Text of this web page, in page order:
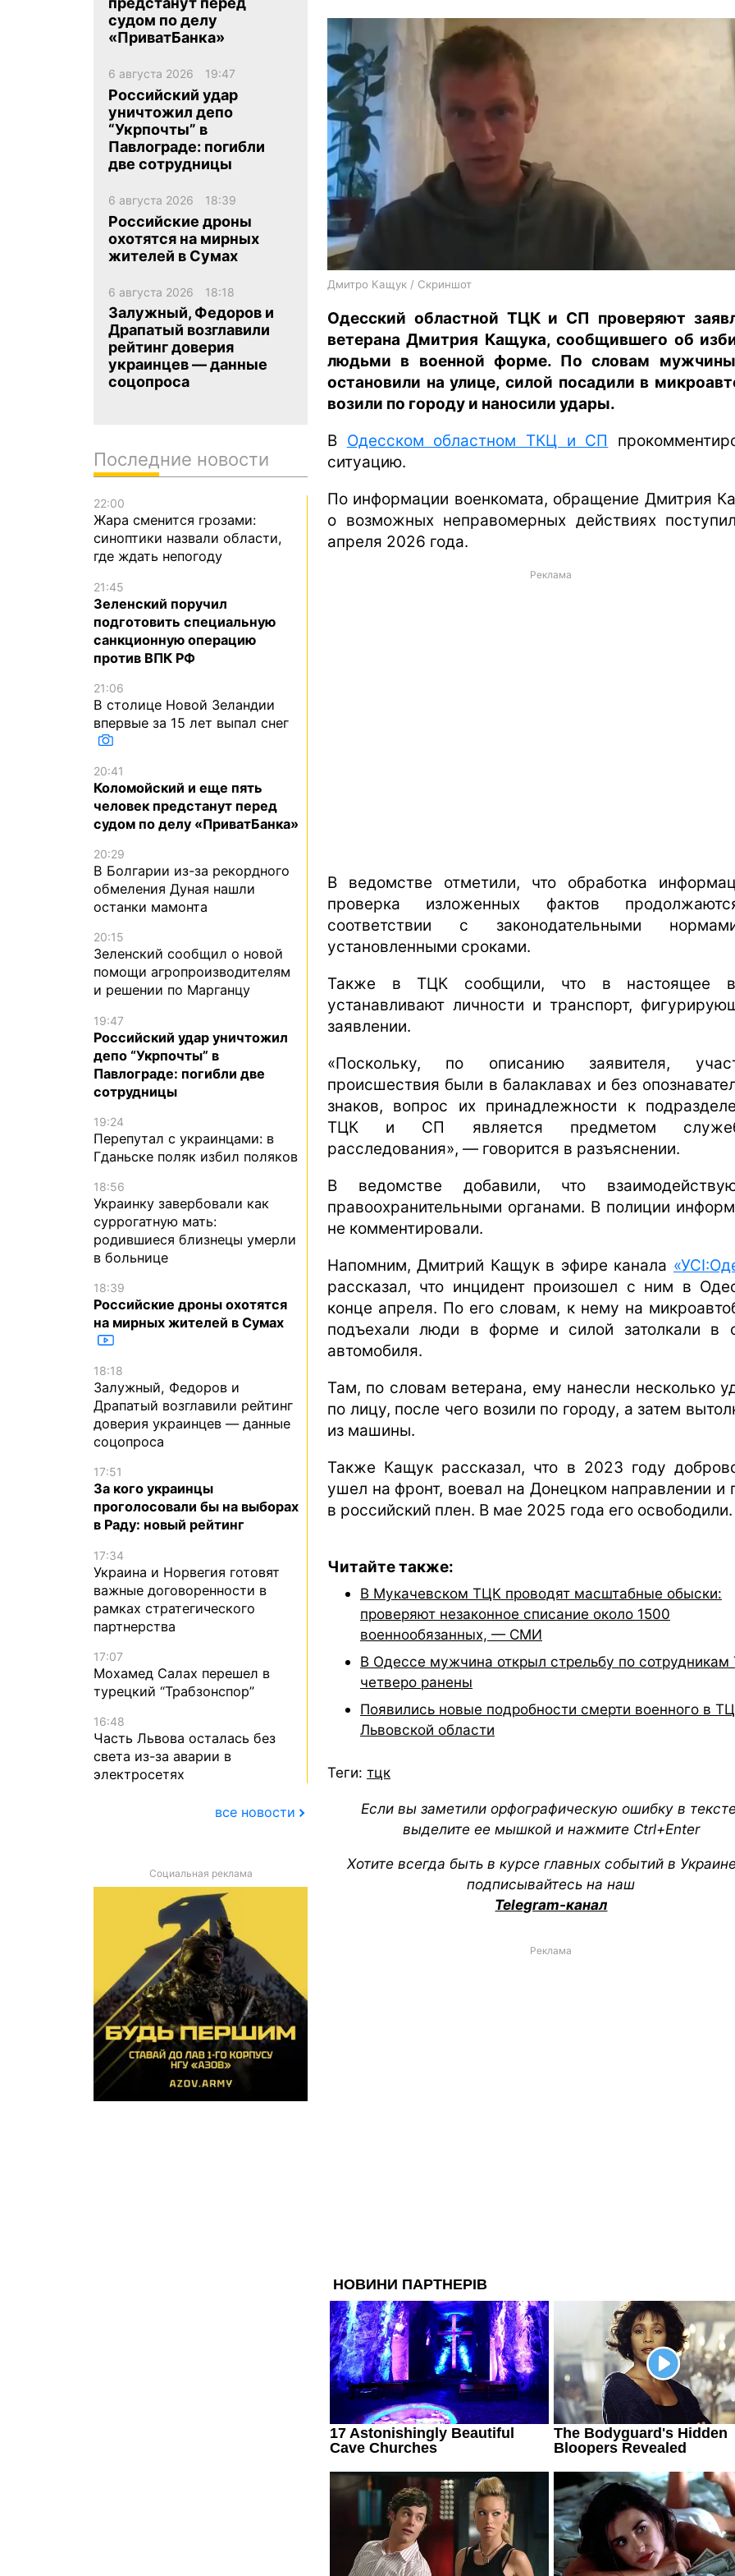
en
Дмитро Кащук / Скриншот
Одесский областной ТЦК и СП проверяют
ветерана Дмитрия Кащука, сообщившего об
людьми в военной форме. По словам
остановили на улице, силой посадили в
возили по городу и наносили удары.
В Одесском областном ТКЦ и СП
ситуацию.
По информации военкомата, обращение Дмитрия
о возможных неправомерных действиях
апреля 2026 года.
Реклама
В ведомстве отметили, что обработка
проверка изложенных фактов
соответствии с законодательными
установленными сроками.
Также в ТЦК сообщили, что в настоящее
устанавливают личности и транспорт,
заявлении.
«Поскольку, по описанию заявителя,
происшествия были в балаклавах и без
знаков, вопрос их принадлежности к
ТЦК и СП является предметом
расследования», — говорится в разъяснении.
В ведомстве добавили, что
правоохранительными органами. В полиции
не комментировали.
Напомним, Дмитрий Кащук в эфире канала
рассказал, что инцидент произошел с ним в
конце апреля. По его словам, к нему на
подъехали люди в форме и силой затолкали в
автомобиля.
Там, по словам ветерана, ему нанесли несколько
по лицу, после чего возили по городу, а затем
из машины.
Также Кащук рассказал, что в 2023 году
ушел на фронт, воевал на Донецком направлении и
в российский плен. В мае 2025 года его освободили.
Читайте также:
В Мукачевском ТЦК проводят масштабные обыски:
проверяют незаконное списание около 1500
военнообязанных, — СМИ
В Одессе мужчина открыл стрельбу по
четверо ранены
Появились новые подробности смерти военного в
Львовской области
Теги: тцк
Если вы заметили орфографическую ошибку в
выделите ее мышкой и нажмите Ctrl+Enter
Хотите всегда быть в курсе главных событий в
подписывайтесь на наш
Telegram-канал
Реклама
судом по делу
«ПриватБанка»
6 августа 2026 19:47
Российский удар
уничтожил депо
“Укрпочты” в
Павлограде: погибли
две сотрудницы
6 августа 2026 18:39
Российские дроны
охотятся на мирных
жителей в Сумах
6 августа 2026 18:18
Залужный, Федоров и
Драпатый возглавили
рейтинг доверия
украинцев — данные
соцопроса
Последние новости
22:00
Жара сменится грозами:
синоптики назвали области,
где ждать непогоду
21:45
Зеленский поручил
подготовить специальную
санкционную операцию
против ВПК РФ
21:06
В столице Новой Зеландии
впервые за 15 лет выпал снег
20:41
Коломойский и еще пять
человек предстанут перед
судом по делу «ПриватБанка»
20:29
В Болгарии из-за рекордного
обмеления Дуная нашли
останки мамонта
20:15
Зеленский сообщил о новой
помощи агропроизводителям
и решении по Марганцу
19:47
Российский удар уничтожил
депо “Укрпочты” в
Павлограде: погибли две
сотрудницы
19:24
Перепутал с украинцами: в
Гданьске поляк избил поляков
18:56
Украинку завербовали как
суррогатную мать:
родившиеся близнецы умерли
в больнице
18:39
Российские дроны охотятся
на мирных жителей в Сумах
18:18
Залужный, Федоров и
Драпатый возглавили рейтинг
доверия украинцев — данные
соцопроса
17:51
За кого украинцы
проголосовали бы на выборах
в Раду: новый рейтинг
17:34
Украина и Норвегия готовят
важные договоренности в
рамках стратегического
партнерства
17:07
Мохамед Салах перешел в
турецкий “Трабзонспор”
16:48
Часть Львова осталась без
света из-за аварии в
электросетях
все новости
Социальная реклама